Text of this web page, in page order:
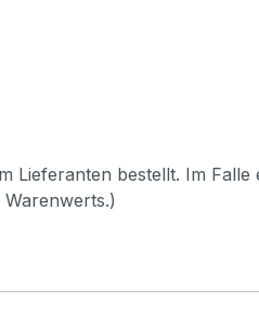
Lieferanten bestellt. Im